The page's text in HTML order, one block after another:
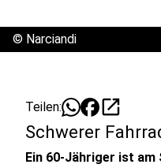
© Narciandi
Teilen: open_in_new
Schwerer
Ein 60-Jähriger ist